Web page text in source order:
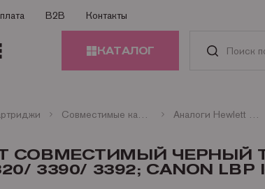
B2B Контакты
КАТАЛОГ
ПРИНАДЛЕЖНОСТИ
Совместимые картриджи Аналоги Hewlett Packard
СОВМЕСТИМЫЙ
3390/ 3392; CANON LBP